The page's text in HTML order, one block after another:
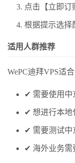
点击【立即订
根据提示选
适用人群推荐
WePC迪拜VPS适
✔ 需要使用中
✔ 想进行本地
✔ 需要测试中
✔ 海外业务需